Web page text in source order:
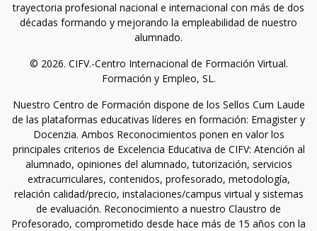
trayectoria profesional nacional e internacional con más de dos
décadas formando y mejorando la empleabilidad de nuestro
alumnado.
© 2026. CIFV.-Centro Internacional de Formación Virtual.
Formación y Empleo, SL.
Nuestro Centro de Formación dispone de los Sellos Cum Laude
de las plataformas educativas líderes en formación: Emagister y
Docenzia. Ambos Reconocimientos ponen en valor los
principales criterios de Excelencia Educativa de CIFV: Atención al
alumnado, opiniones del alumnado, tutorización, servicios
extracurriculares, contenidos, profesorado, metodología,
relación calidad/precio, instalaciones/campus virtual y sistemas
de evaluación. Reconocimiento a nuestro Claustro de
Profesorado, comprometido desde hace más de 15 años con la